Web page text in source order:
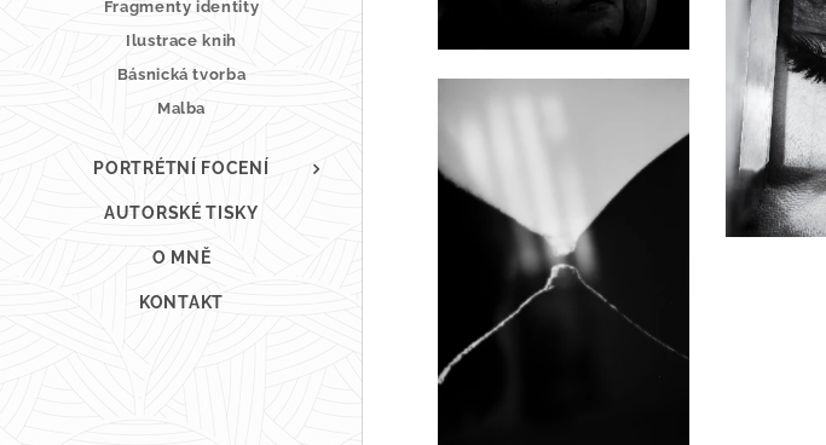
Fragmenty identity
Ilustrace knih
Básnická tvorba
Malba
PORTRÉTNÍ FOCENÍ
AUTORSKÉ TISKY
O MNĚ
KONTAKT